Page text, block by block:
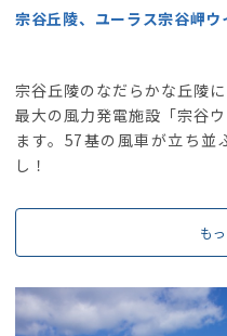
宗谷丘陵、ユーラス宗谷岬
宗谷丘陵のなだらかな丘陵
最大の風力発電施設「宗谷
ます。57基の風車が立ち並
し！
も